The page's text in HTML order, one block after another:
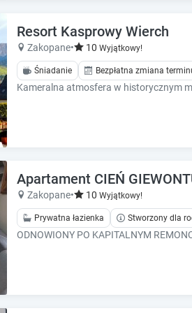
e
y
t
o
g
k
e
y
b
o
Resort Kasprowy Wierch
Zakopane• 10 Wyjątkowy!
Śniadanie Bezpłatna zmiana
Apartament CIEŃ
Zakopane• 10 Wyjątkowy!
Prywatna łazienka Stworzony dla